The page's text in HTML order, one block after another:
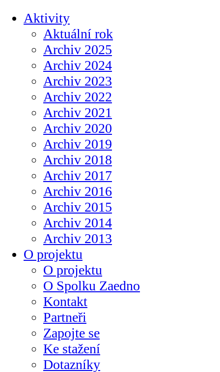
Aktivity
Aktuální rok
Archiv 2025
Archiv 2024
Archiv 2023
Archiv 2022
Archiv 2021
Archiv 2020
Archiv 2019
Archiv 2018
Archiv 2017
Archiv 2016
Archiv 2015
Archiv 2014
Archiv 2013
O projektu
O projektu
O Spolku Zaedno
Kontakt
Partneři
Zapojte se
Ke stažení
Dotazníky